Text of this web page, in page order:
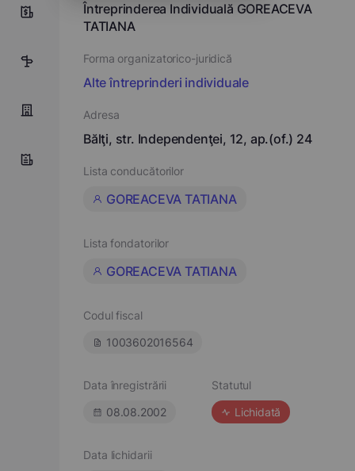
0
5
Întreprinderea Individuală GOREACEVA
TATIANA
Forma organizatorico-juridică
Alte întreprinderi individuale
Adresa
Bălţi, str. Independenţei, 12, ap.(of.) 24
Lista conducătorilor
GOREACEVA TATIANA
Lista fondatorilor
GOREACEVA TATIANA
Codul fiscal
1003602016564
Data înregistrării
08.08.2002
Statutul
Lichidată
Data lichidarii